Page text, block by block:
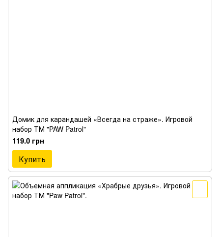
Домик для карандашей «Всегда на страже». Игровой
набор ТМ "PAW Patrol"
119.0 грн
Купить